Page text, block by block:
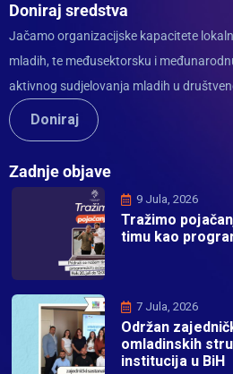
Doniraj sredstva
Jačamo organizacijske kapacitete
mladih, te međusektorsku i
aktivnog sudjelovanja mladih u
Doniraj
Zadnje objave
9 Jula, 2026
Tražimo
timu kao
7 Jula, 2026
Održan
omladinskih
institucija u BiH